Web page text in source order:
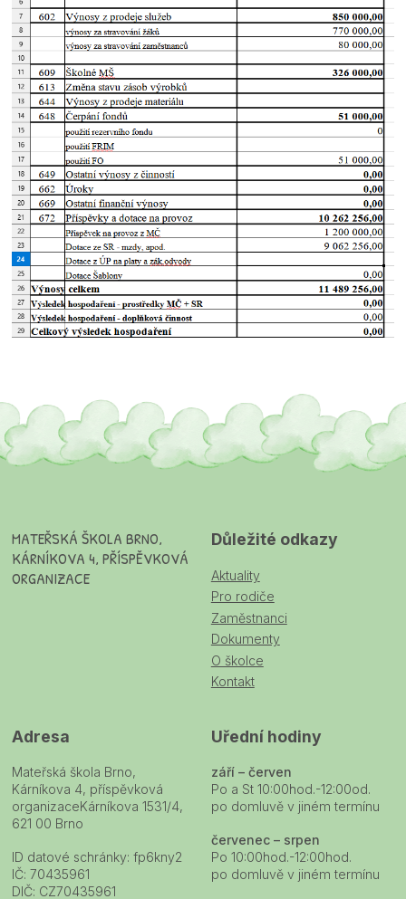
MATEŘSKÁ ŠKOLA BRNO,
KÁRNÍKOVA 4, PŘÍSPĚVKOVÁ
ORGANIZACE
Důležité odkazy
Aktuality
Pro rodiče
Zaměstnanci
Dokumenty
O školce
Kontakt
Adresa
Mateřská škola Brno,
Kárníkova 4, příspěvková
organizaceKárníkova 1531/4,
621 00 Brno
ID datové schránky: fp6kny2
IČ: 70435961
DIČ: CZ70435961
Uřední hodiny
září – červen
Po a St 10:00hod.-12:00od.
po domluvě v jiném termínu
červenec – srpen
Po 10:00hod.-12:00hod.
po domluvě v jiném termínu